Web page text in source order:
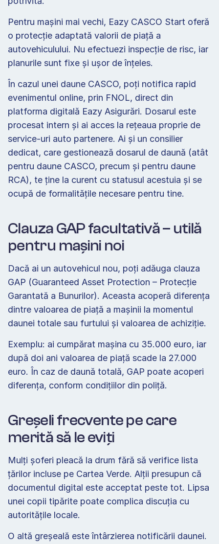
Pentru mașini mai vechi, Eazy CASCO Start oferă
o protecție adaptată valorii de piață a
autovehiculului. Nu efectuezi inspecție de risc, iar
planurile sunt fixe și ușor de înțeles.
În cazul unei daune CASCO, poți notifica rapid
evenimentul online, prin FNOL, direct din
platforma digitală Eazy Asigurări. Dosarul este
procesat intern și ai acces la rețeaua proprie de
service-uri auto partenere. Ai și un consilier
dedicat, care gestionează dosarul de daună (atât
pentru daune CASCO, precum și pentru daune
RCA), te ține la curent cu statusul acestuia și se
ocupă de formalitățile necesare pentru tine.
Clauza GAP facultativă – utilă
pentru mașini noi
Dacă ai un autovehicul nou, poți adăuga clauza
GAP (Guaranteed Asset Protection – Protecție
Garantată a Bunurilor). Aceasta acoperă diferența
dintre valoarea de piață a mașinii la momentul
daunei totale sau furtului și valoarea de achiziție.
Exemplu: ai cumpărat mașina cu 35.000 euro, iar
după doi ani valoarea de piață scade la 27.000
euro. În caz de daună totală, GAP poate acoperi
diferența, conform condițiilor din poliță.
Greșeli frecvente pe care
merită să le eviți
Mulți șoferi pleacă la drum fără să verifice lista
țărilor incluse pe Cartea Verde. Alții presupun că
documentul digital este acceptat peste tot. Lipsa
unei copii tipărite poate complica discuția cu
autoritățile locale.
O altă greșeală este întârzierea notificării daunei.